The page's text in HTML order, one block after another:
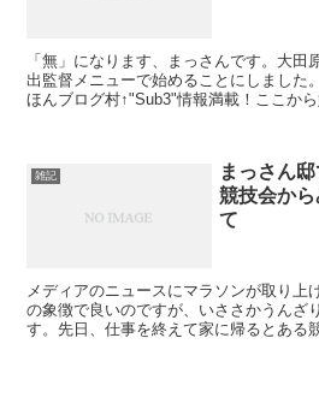
「無」になります、まっさんです。大
出監督メニューで始めることにしました
ほんブログ村↑"Sub3"情報満載！ここか
雑記
まっさん
競技会か
て
メディアのニュースにマラソンが取り上
の象徴で良いのですが、いささかうんざ
す。先日、仕事を終えて家に帰るとある